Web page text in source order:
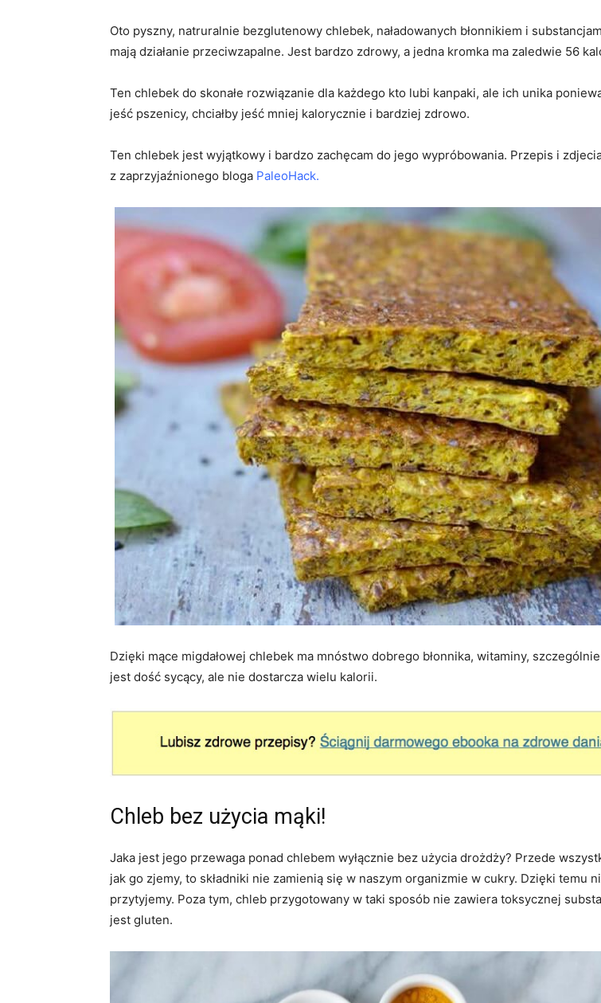
Oto pyszny, natruralnie bezglutenowy chlebek, naładowanych błonnikiem i
mają działanie przeciwzapalne. Jest bardzo zdrowy, a jedna kromka ma zaledwie 56
Ten chlebek do skonałe rozwiązanie dla każdego kto lubi kanpaki, ale ich unika
jeść pszenicy, chciałby jeść mniej kalorycznie i bardziej zdrowo.
Ten chlebek jest wyjątkowy i bardzo zachęcam do jego wypróbowania. Przepis i
z zaprzyjaźnionego bloga PaleoHack.
Dzięki mące migdałowej chlebek ma mnóstwo dobrego błonnika, witaminy,
jest dość sycący, ale nie dostarcza wielu kalorii.
Chleb bez użycia mąki!
Jaka jest jego przewaga ponad chlebem wyłącznie bez użycia drożdży? Przede
jak go zjemy, to składniki nie zamienią się w naszym organizmie w cukry. Dzięki temu
przytyjemy. Poza tym, chleb przygotowany w taki sposób nie zawiera toksycznej
jest gluten.